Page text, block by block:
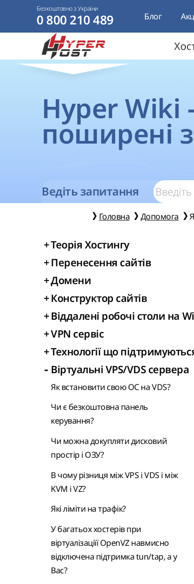
Безкоштовно з України
0 800 210 489 Блог
Hyper Wiki
поширені
Ведіть запитання
Головна Допомога
+Теорія Хостингу
+Перенесення сайтів
+Домени
+Конструктор сайтів
+Віддалені робочі столи на
+VPN сервіс
+Технології що
- Віртуальні VPS/VDS сервера
Як встановити свою ОС на VDS?
Чи є безкоштовна панель
керування?
Чи можна докупляти дисковий
простір і ОЗУ?
В чому різниця між VPS і VDS і між
KVM і VZ?
Які ліміти на трафік?
У багатьох хостерів при
віртуалізаціїї OpenVZ навмисно
відключена підтримка tun/tap, а у
Вас?